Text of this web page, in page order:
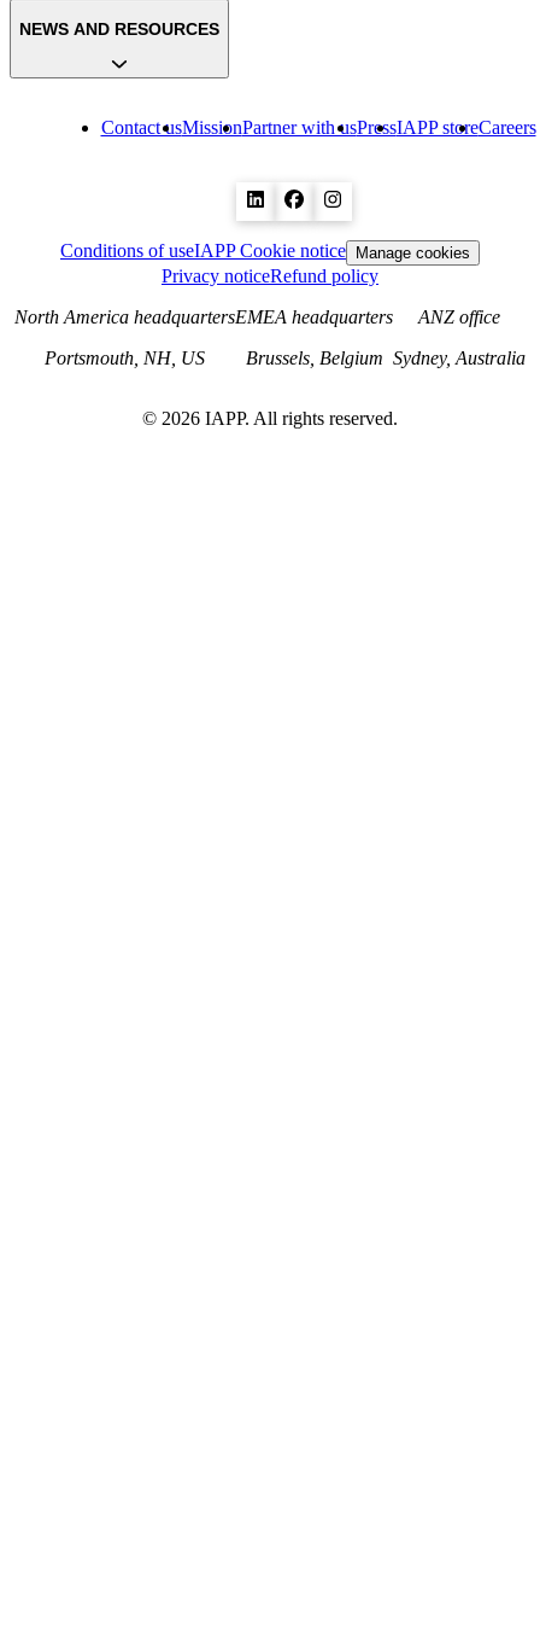
Contact usMissionPartner with usPressIAPP storeCareers
NEWS AND RESOURCES
Conditions of useIAPP Cookie notice Manage cookies
Privacy noticeRefund policy
North America headquarters
Portsmouth, NH, US
EMEA headquarters
Brussels, Belgium
ANZ office
Sydney, Australia
© 2026 IAPP. All rights reserved.